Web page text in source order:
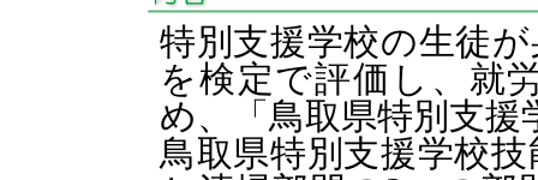
特別支援学校の生徒
を検定で評価し、就
め、「鳥取県特別支
鳥取県特別支援学校